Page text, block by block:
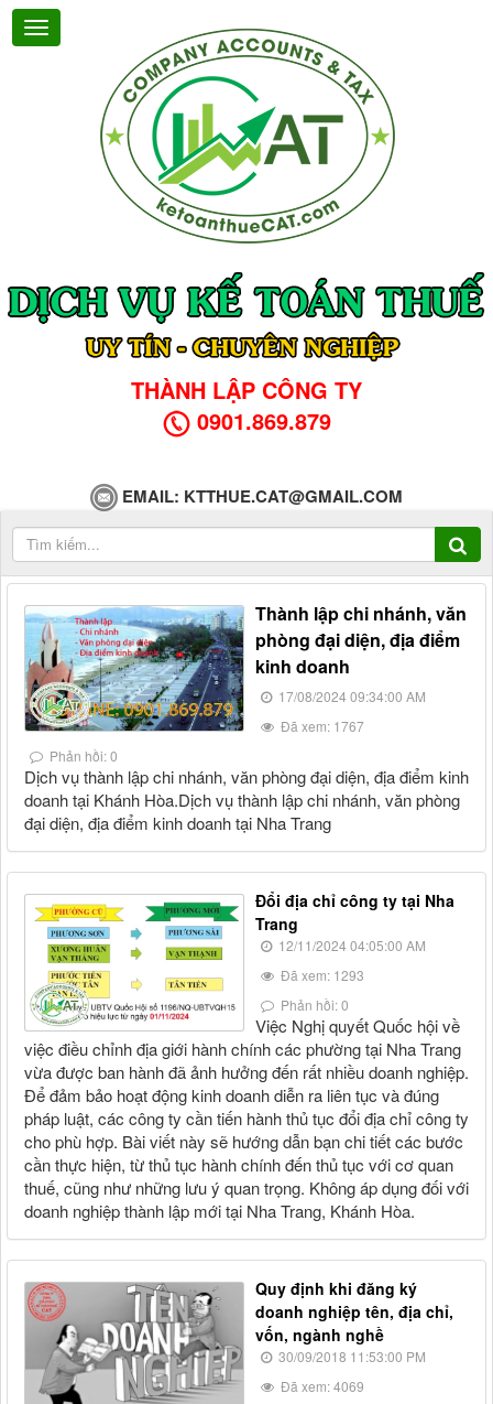
THÀNH LẬP CÔNG TY
0901.869.879
EMAIL: KTTHUE.CAT@GMAIL.COM
Thành lập chi nhánh, văn
phòng đại diện, địa điểm
kinh doanh
17/08/2024 09:34:00 AM
Đã xem: 1767
Phản hồi: 0
Dịch vụ thành lập chi nhánh, văn phòng đại diện, địa điểm kinh
doanh tại Khánh Hòa.Dịch vụ thành lập chi nhánh, văn phòng
đại diện, địa điểm kinh doanh tại Nha Trang
Đổi địa chỉ công ty tại Nha
Trang
12/11/2024 04:05:00 AM
Đã xem: 1293
Phản hồi: 0
Việc Nghị quyết Quốc hội về
việc điều chỉnh địa giới hành chính các phường tại Nha Trang
vừa được ban hành đã ảnh hưởng đến rất nhiều doanh nghiệp.
Để đảm bảo hoạt động kinh doanh diễn ra liên tục và đúng
pháp luật, các công ty cần tiến hành thủ tục đổi địa chỉ công ty
cho phù hợp. Bài viết này sẽ hướng dẫn bạn chi tiết các bước
cần thực hiện, từ thủ tục hành chính đến thủ tục với cơ quan
thuế, cũng như những lưu ý quan trọng. Không áp dụng đối với
doanh nghiệp thành lập mới tại Nha Trang, Khánh Hòa.
Quy định khi đăng ký
doanh nghiệp tên, địa chỉ,
vốn, ngành nghề
30/09/2018 11:53:00 PM
Đã xem: 4069